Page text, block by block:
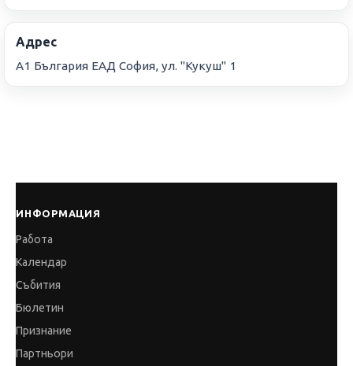
Адрес
А1 България ЕАД София, ул. "Кукуш" 1
ИНФОРМАЦИЯ
Работа
Календар
Събития
Бюлетин
Признание
Партньори